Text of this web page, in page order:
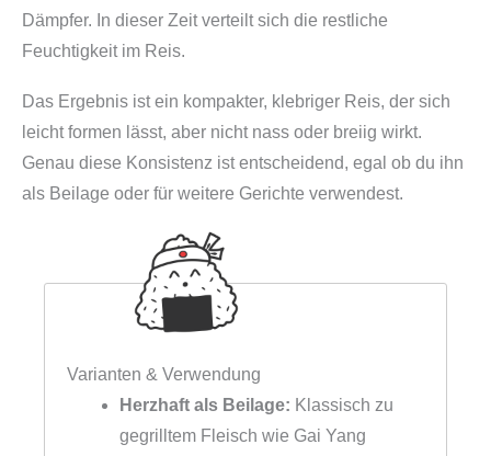
Dämpfer. In dieser Zeit verteilt sich die restliche
Feuchtigkeit im Reis.
Das Ergebnis ist ein kompakter, klebriger Reis, der sich
leicht formen lässt, aber nicht nass oder breiig wirkt.
Genau diese Konsistenz ist entscheidend, egal ob du ihn
als Beilage oder für weitere Gerichte verwendest.
Varianten & Verwendung
Herzhaft als Beilage: Klassisch zu
gegrilltem Fleisch wie Gai Yang